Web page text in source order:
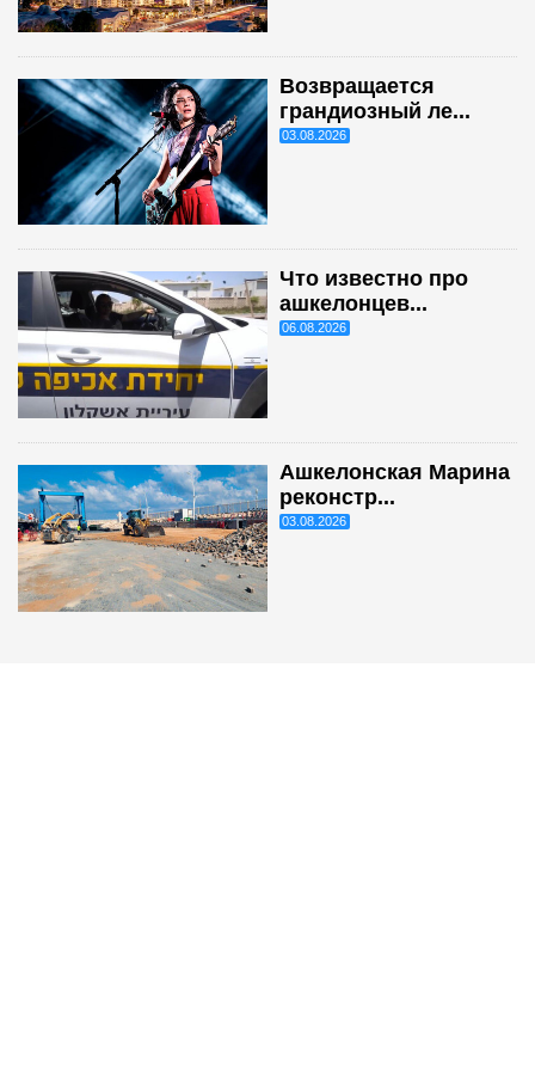
Возвращается
грандиозный ле...
03.08.2026
Что известно про
ашкелонцев...
06.08.2026
Ашкелонская Марина
реконстр...
03.08.2026